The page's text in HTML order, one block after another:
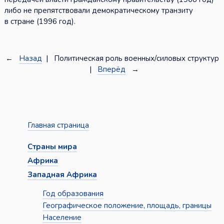
либо не препятствовали демократическому транзиту
в стране (1996 год).
← Назад | Политическая роль военных/силовых структур
| Вперёд →
Главная страница
Страны мира
Африка
Западная Африка
Год образования
Географическое положение, площадь, границы
Население